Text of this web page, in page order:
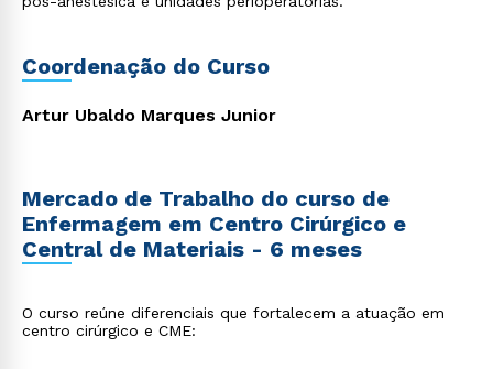
Coordenação do Curso
Artur Ubaldo Marques Junior
Mercado de Trabalho do curso de
Enfermagem em Centro Cirúrgico e
Central de Materiais - 6 meses
O curso reúne diferenciais que fortalecem a atuação em
centro cirúrgico e CME: